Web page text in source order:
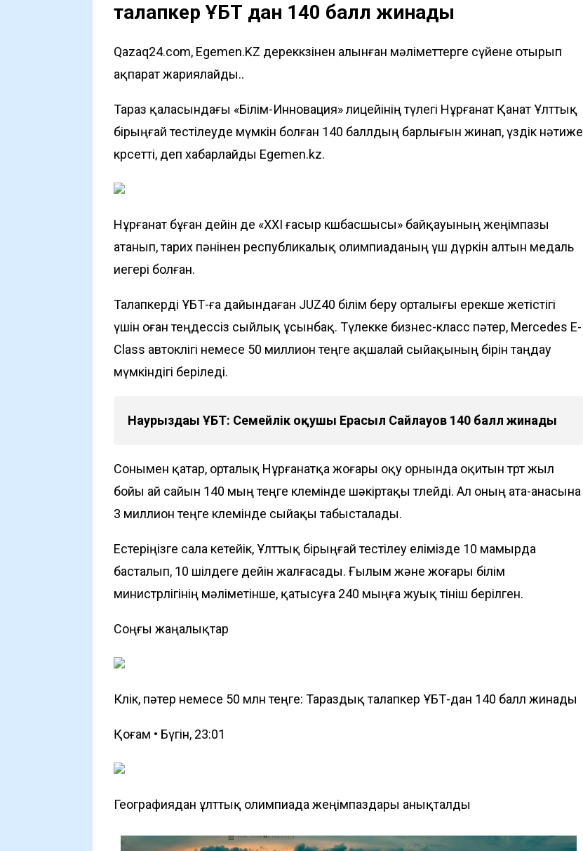
талапкер ҰБТ дан 140 балл жинады
Qazaq24.com, Egemen.KZ дереккөзінен алынған мәліметтерге сүйене отырып
ақпарат жариялайды..
Тараз қаласындағы «Білім-Инновация» лицейінің түлегі Нұрғанат Қанат Ұлттық
бірыңғай тестілеуде мүмкін болған 140 баллдың барлығын жинап, үздік нәтиже
көрсетті, деп хабарлайды Egemen.kz.
Нұрғанат бұған дейін де «XXI ғасыр көшбасшысы» байқауының жеңімпазы
атанып, тарих пәнінен республикалық олимпиаданың үш дүркін алтын медаль
иегері болған.
Талапкерді ҰБТ-ға дайындаған JUZ40 білім беру орталығы ерекше жетістігі
үшін оған теңдессіз сыйлық ұсынбақ. Түлекке бизнес-класс пәтер, Mercedes E-
Class автокөлігі немесе 50 миллион теңге ақшалай сыйақының бірін таңдау
мүмкіндігі беріледі.
Наурыздағы ҰБТ: Семейлік оқушы Ерасыл Сайлауов 140 балл жинады
Сонымен қатар, орталық Нұрғанатқа жоғары оқу орнында оқитын төрт жыл
бойы ай сайын 140 мың теңге көлемінде шәкіртақы төлейді. Ал оның ата-анасына
3 миллион теңге көлемінде сыйақы табысталады.
Естеріңізге сала кетейік, Ұлттық бірыңғай тестілеу елімізде 10 мамырда
басталып, 10 шілдеге дейін жалғасады. Ғылым және жоғары білім
министрлігінің мәліметінше, қатысуға 240 мыңға жуық өтініш берілген.
Соңғы жаңалықтар
Көлік, пәтер немесе 50 млн теңге: Тараздық талапкер ҰБТ-дан 140 балл жинады
Қоғам • Бүгін, 23:01
Географиядан ұлттық олимпиада жеңімпаздары анықталды